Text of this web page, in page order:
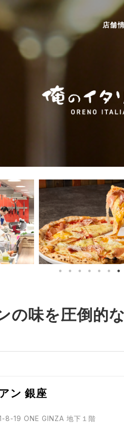
店舗
の味を圧倒的
ン 銀座
8-19 ONE GINZA 地下１階